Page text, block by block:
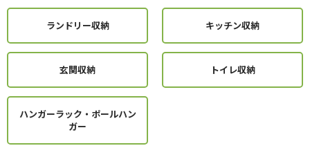
ランドリー収納 キッチン収納
玄関収納 トイレ収納
ハンガーラック・ポールハン
ガー